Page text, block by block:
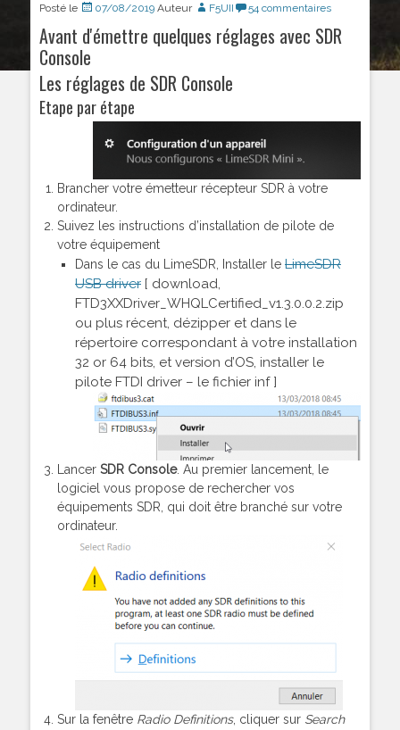
Posté le 07/08/2019 Auteur F5UII 54 commentaires
Avant d'émettre quelques réglages avec SDR
Console
Les réglages de SDR Console
Etape par étape
Brancher votre émetteur récepteur SDR à votre
ordinateur.
Suivez les instructions d’installation de pilote de
votre équipement
Dans le cas du LimeSDR, Installer le LimeSDR
USB driver [ download,
FTD3XXDriver_WHQLCertified_v1.3.0.0.2.zip
ou plus récent, dézipper et dans le
répertoire correspondant à votre installation
32 or 64 bits, et version d’OS, installer le
pilote FTDI driver – le fichier inf ]
Lancer SDR Console. Au premier lancement, le
logiciel vous propose de rechercher vos
équipements SDR, qui doit être branché sur votre
ordinateur.
Sur la fenêtre Radio Definitions, cliquer sur Search